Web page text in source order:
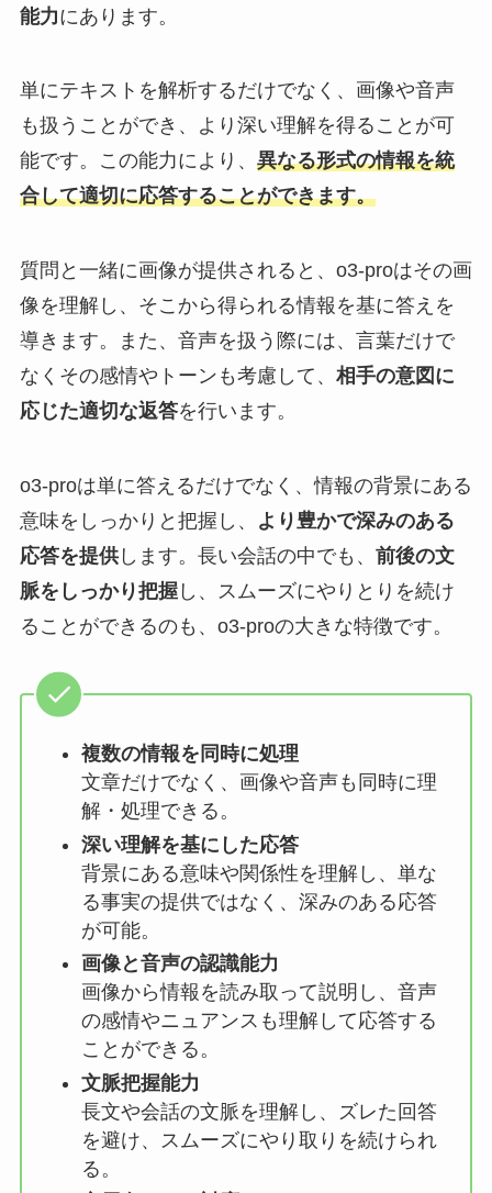
能力にあります。
単にテキストを解析するだけでなく、画像や音声
も扱うことができ、より深い理解を得ることが可
能です。この能力により、 異なる形式の情報を統
合して適切に応答することができます。
質問と一緒に画像が提供されると、o3-proはその画
像を理解し、そこから得られる情報を基に答えを
導きます。また、音声を扱う際には、言葉だけで
なくその感情やトーンも考慮して、 相手の意図に
応じた適切な返答を行います。
o3-proは単に答えるだけでなく、情報の背景にある
意味をしっかりと把握し、
より豊かで深みのある
応答を提供します。長い会話の中でも、 前後の文
脈をしっかり把握し、スムーズにやりとりを続け
ることができるのも、o3-proの大きな特徴です。
複数の情報を同時に処理
文章だけでなく、画像や音声も同時に理
解・処理できる。
深い理解を基にした応答
背景にある意味や関係性を理解し、単な
る事実の提供ではなく、深みのある応答
が可能。
画像と音声の認識能力
画像から情報を読み取って説明し、音声
の感情やニュアンスも理解して応答する
ことができる。
文脈把握能力
長文や会話の文脈を理解し、ズレた回答
を避け、スムーズにやり取りを続けられ
る。